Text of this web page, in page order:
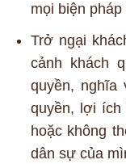
mọi biện
Trở ngại
cảnh khách
quyền, nghĩa
quyền, lợi ích
hoặc không
dân sự của